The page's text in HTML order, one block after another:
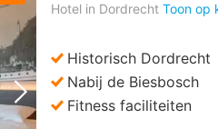
Volgende foto
Hotel in Dordrecht Toon op
Historisch Dordrecht
Nabij de Biesbosch
Fitness faciliteiten